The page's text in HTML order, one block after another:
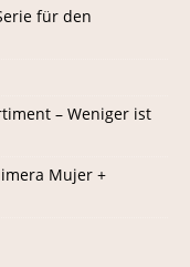
für den
– Weniger ist
Mujer +